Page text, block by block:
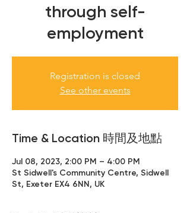
through self-
employment
Registration is closed
See other events
Time & Location 時間及地點
Jul 08, 2023, 2:00 PM – 4:00 PM
St Sidwell's Community Centre, Sidwell
St, Exeter EX4 6NN, UK